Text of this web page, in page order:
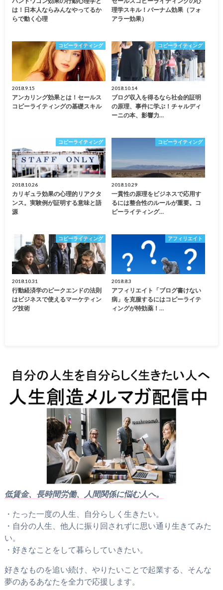
は！日本人ならみんなやってるか
らで動く心理
理学スキル！バーナム効果（フォ
アラー効果）
コピーライティング
2018.9.15
アンカリング効果とは！セールス
コピーライティングの基礎スキル
コピーライティング
2018.10.14
ブログ収入を得るなら社会的証明
の原理、事件に学ぶ！チャルディ
ーニの本、影響力…
コピーライティング
2018.10.26
カリギュラ効果の心理的リアクタ
ンス。実験例が証明する意味と語
源
コピーライティング
2018.10.29
一貫性の原理をビジネスで応用す
るには整合性のルールが重要。コ
ピーライティング…
コピーライティング
2018.10.31
行動経済学のピークエンドの法則
はビジネスで使えるマーケティン
グ技術
アフィリエイト
2018.8.3
アフィリエイト「ブログ書けない
病」を克服するにはコピーライテ
ィングが特効薬！…
低賃金、長時間労働、人間関係に悩む人へ。
・たった一度の人生、自分らしく生きたい。
・自分の人生、他人に振り回されずに思い通り生きてみた
い。
・好きなことをして暮らしていきたい。
好きなものを追い続け、やりたいことで起業する、そんな
夢のあるあなたを全力で応援します。